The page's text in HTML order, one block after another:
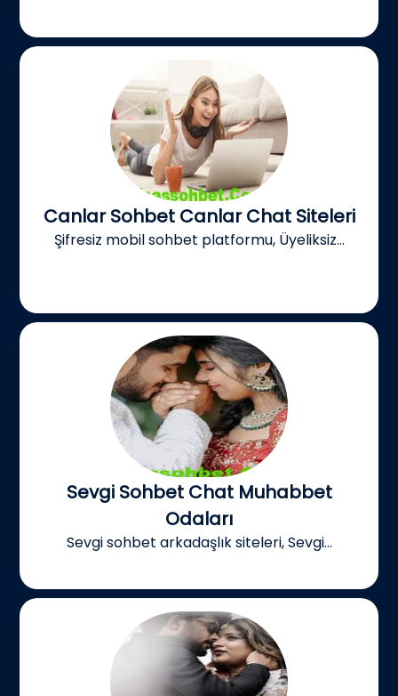
Canlar Sohbet Canlar Chat Siteleri
Şifresiz mobil sohbet platformu, Üyeliksiz...
Sevgi Sohbet Chat Muhabbet
Odaları
Sevgi sohbet arkadaşlık siteleri, Sevgi...